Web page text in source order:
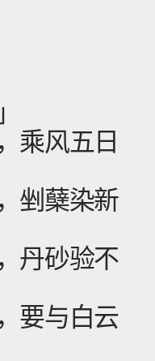
乘风五日
剉蘖染新
丹砂验不
要与白云